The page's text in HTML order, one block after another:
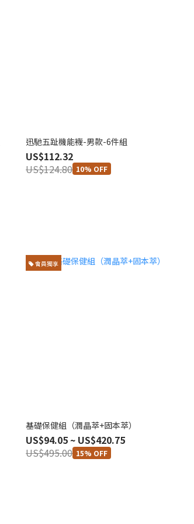
迅馳五趾機能襪-男款-6件組
US$112.32
US$124.80 10% OFF
會員獨享
基礎保健組（潤晶萃+固本萃）
US$94.05 ~ US$420.75
US$495.00 15% OFF